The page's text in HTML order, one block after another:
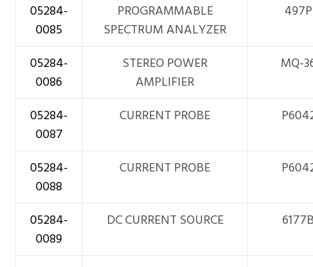
05284-
0085
PROGRAMMABLE
SPECTRUM ANALYZER
497P
05284-
0086
STEREO POWER
AMPLIFIER
MQ-
05284-
0087
CURRENT PROBE
05284-
0088
CURRENT PROBE
05284-
0089
DC CURRENT SOURCE